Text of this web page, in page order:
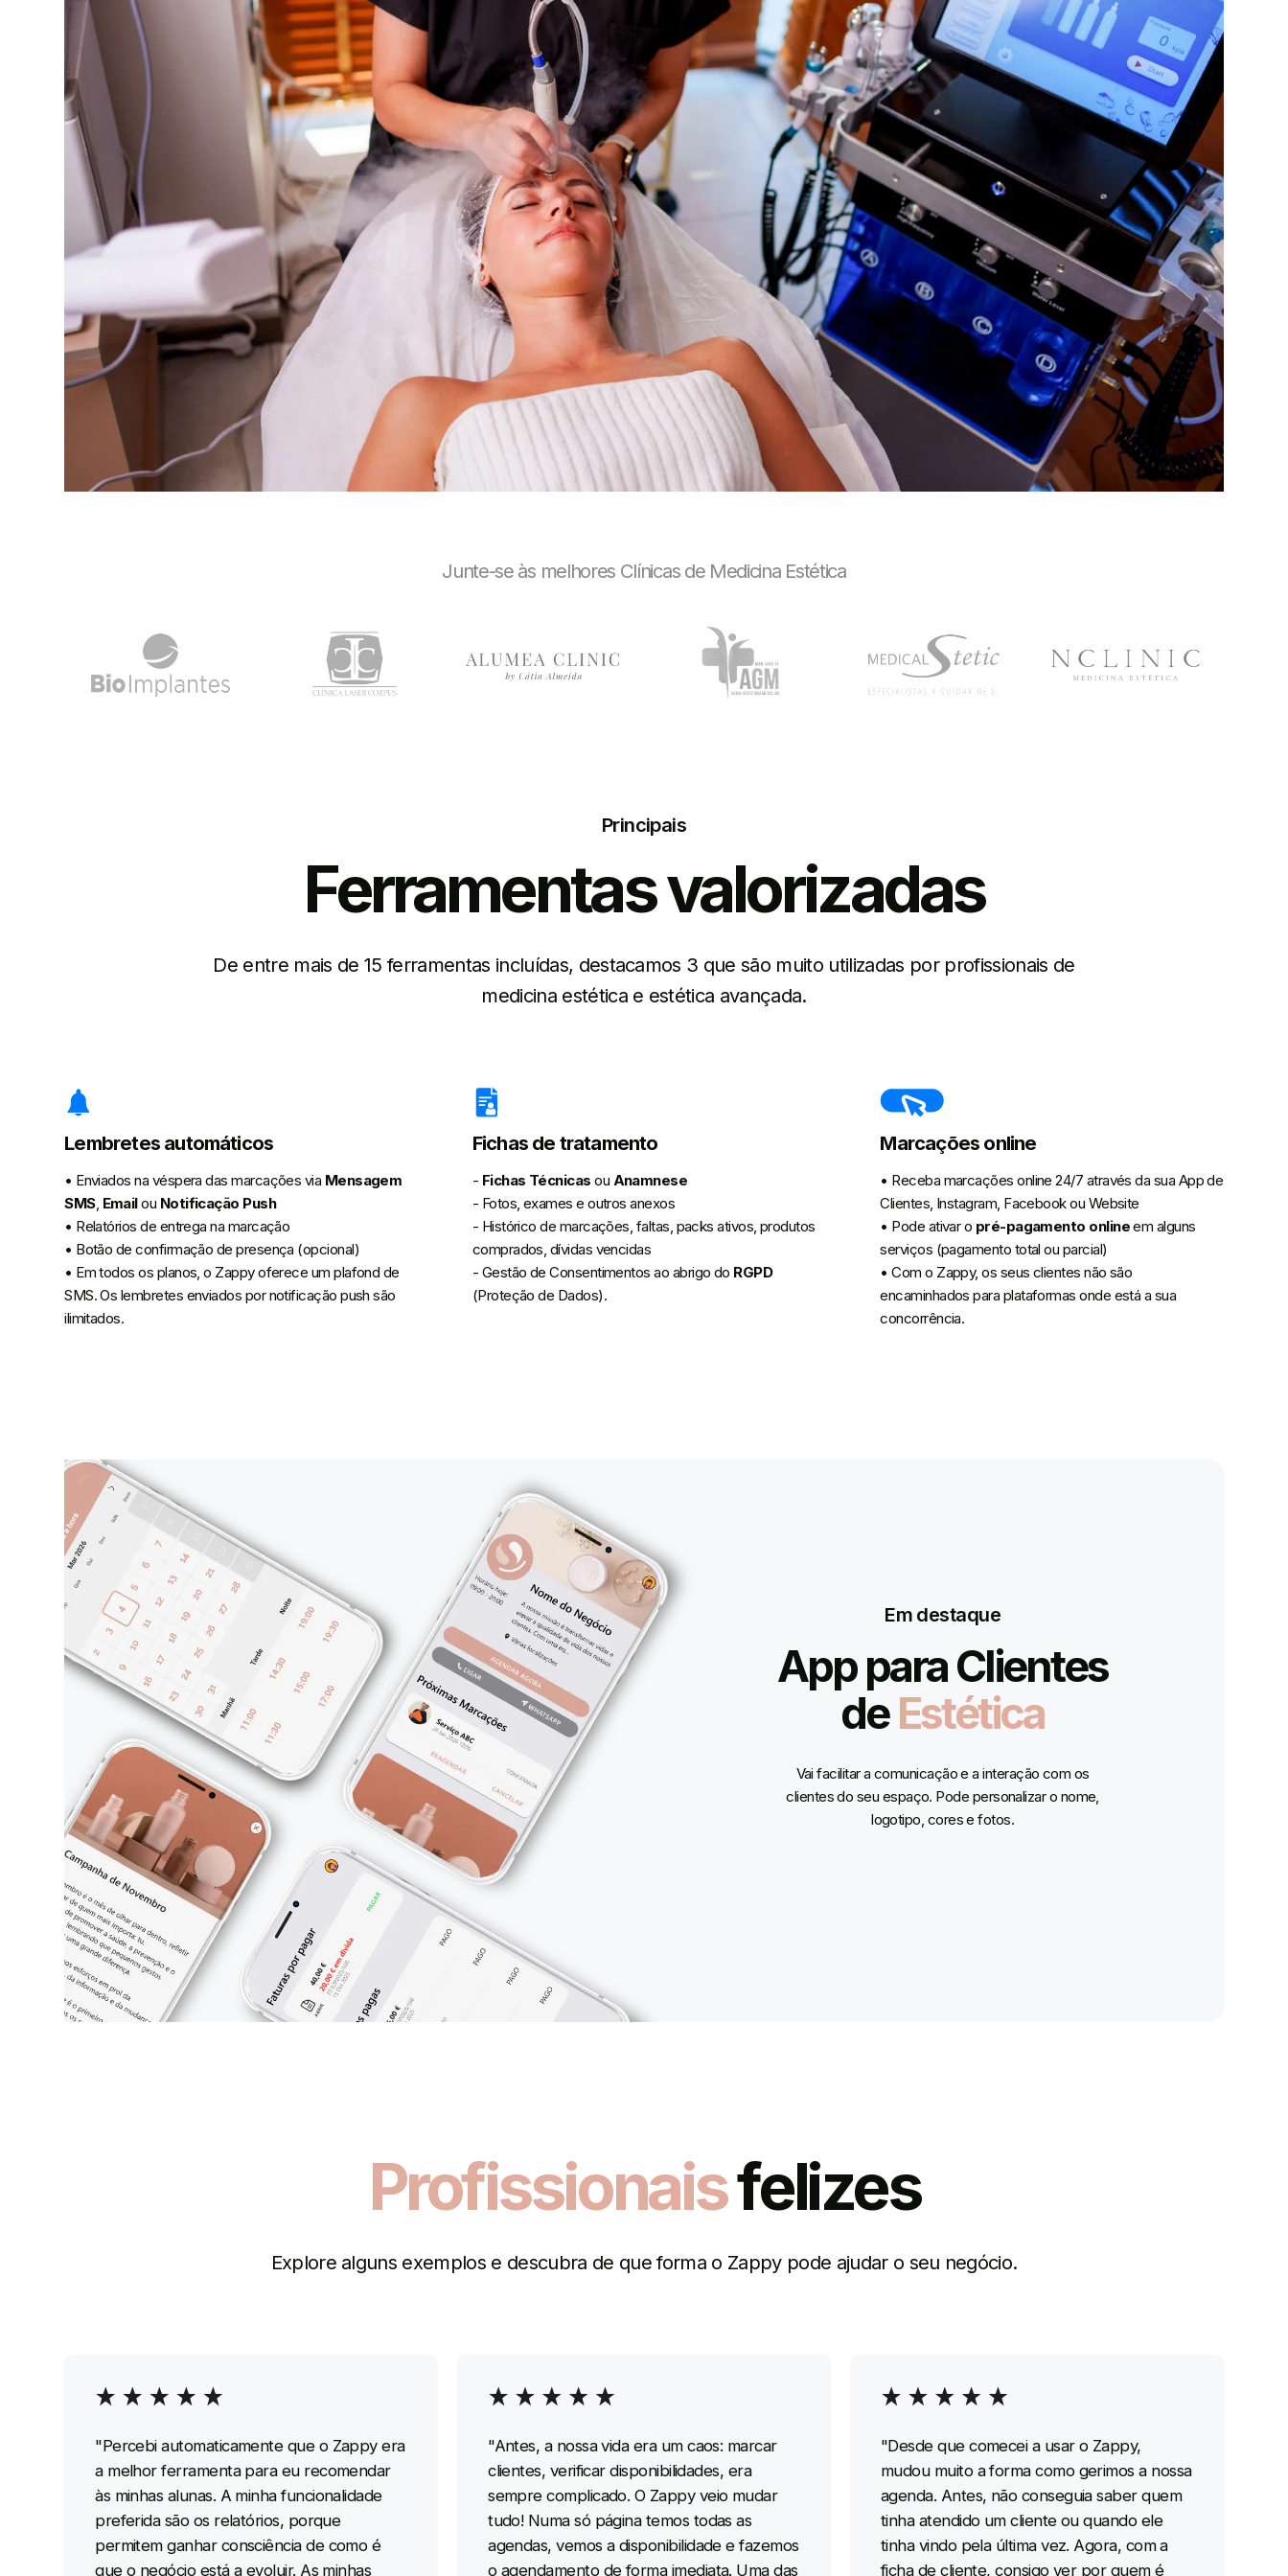
Junte-se às melhores Clínicas de Medicina Estética
Principais
Ferramentas valorizadas
De entre mais de 15 ferramentas incluídas, destacamos 3 que são muito utilizadas por profissionais de
medicina estética e estética avançada.
Lembretes automáticos
• Enviados na véspera das marcações via Mensagem
SMS, Emailou Notificação Push
• Relatórios de entrega na marcação
• Botão de confirmação de presença (opcional)
• Em todos os planos, o Zappy oferece um plafond de
SMS. Os lembretes enviados por notificação push são
ilimitados.
Fichas de tratamento
- Fichas Técnicas ou Anamnese
- Fotos, exames e outros anexos
- Histórico de marcações, faltas, packs ativos, produtos
comprados, dívidas vencidas
- Gestão de Consentimentos ao abrigo do RGPD
(Proteção de Dados).
Marcações online
• Receba marcações online 24/7 através da sua App de
Clientes, Instagram, Facebook ou Website
• Pode ativar o pré-pagamento onlineem alguns
serviços (pagamento total ou parcial)
• Com o Zappy, os seus clientes não são
encaminhados para plataformas onde está a sua
concorrência.
Em destaque
App para Clientes
deEstética
Vai facilitar a comunicação e a interação com os
clientes do seu espaço. Pode personalizar o nome,
logotipo, cores e fotos.
Profissionaisfelizes
Explore alguns exemplos e descubra de que forma o Zappy pode ajudar o seu negócio.
"Percebi automaticamente que o Zappy era
a melhor ferramenta para eu recomendar
às minhas alunas. A minha funcionalidade
preferida são os relatórios, porque
permitem ganhar consciência de como é
que o negócio está a evoluir. As minhas
"Antes, a nossa vida era um caos: marcar
clientes, verificar disponibilidades, era
sempre complicado. O Zappy veio mudar
tudo! Numa só página temos todas as
agendas, vemos a disponibilidade e fazemos
o agendamento de forma imediata. Uma das
"Desde que comecei a usar o Zappy,
mudou muito a forma como gerimos a nossa
agenda. Antes, não conseguia saber quem
tinha atendido um cliente ou quando ele
tinha vindo pela última vez. Agora, com a
ficha de cliente, consigo ver por quem é